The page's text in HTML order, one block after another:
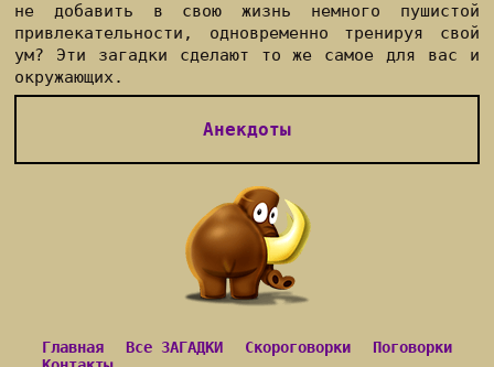
не добавить в свою жизнь немного пушистой
привлекательности, одновременно тренируя свой
ум? Эти загадки сделают то же самое для вас и
окружающих.
Анекдоты
Главная Все ЗАГАДКИ Скороговорки
Поговорки